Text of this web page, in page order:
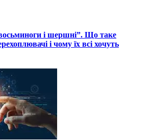
і шершні”. Що таке
і чому їх всі хочуть